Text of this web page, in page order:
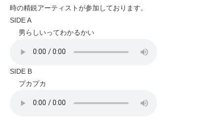
時の精鋭アーティストが参加しております。
SIDE A
男らしいってわかるかい
SIDE B
プカプカ